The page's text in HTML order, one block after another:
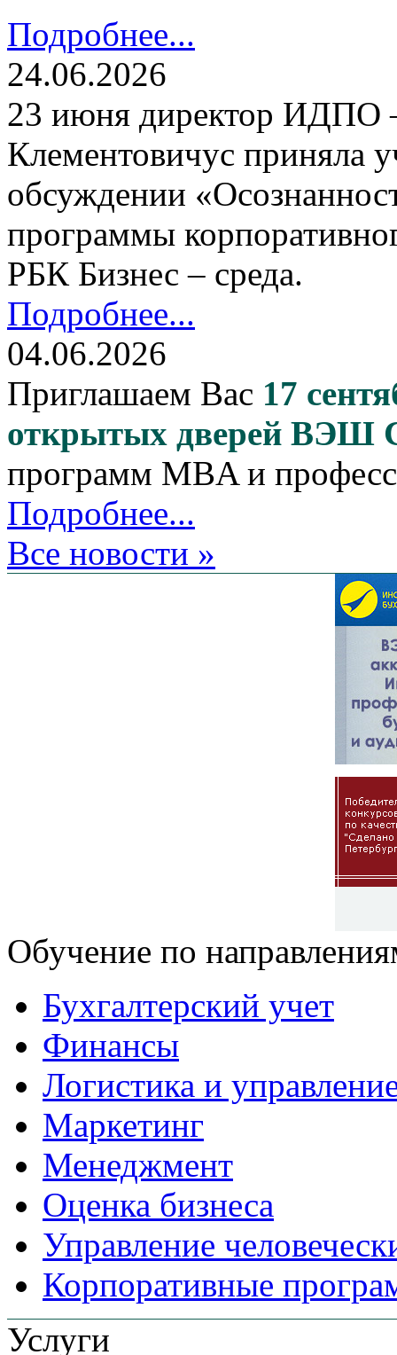
Подробнее...
24.06.2026
23 июня директор
Клементовичус приняла
обсуждении
программы
РБК Бизнес – среда.
Подробнее...
04.06.2026
Приглашаем Вас 17
открытых дверей ВЭШ
программ MBA и
Подробнее...
Все новости »
Обучение по
Бухгалтерский учет
Финансы
Логистика и
Маркетинг
Менеджмент
Оценка бизнеса
Управление
Корпоративные
Услуги